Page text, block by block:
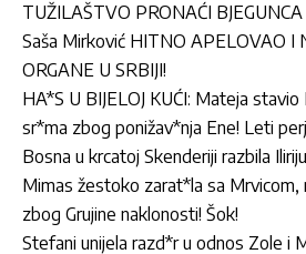
TUŽILAŠTVO PRONAĆI
Saša Mirković HITNO APELOVAO I
ORGANE U SRBIJI!
HA*S U BIJELOJ KUĆI: Mateja
sr*ma zbog ponižav*nja Ene! Leti
Bosna u krcatoj Skenderiji razbila
Mimas žestoko zarat*la sa
zbog Grujine naklonosti! Šok!
Stefani unijela razd*r u odnos Zole i